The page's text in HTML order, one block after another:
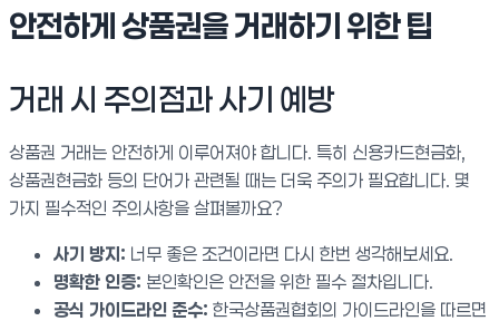
안전하게 상품권을 거래하기 위한 팁
거래 시 주의점과 사기 예방
상품권 거래는 안전하게 이루어져야 합니다. 특히 신용카드현금화,
상품권현금화 등의 단어가 관련될 때는 더욱 주의가 필요합니다. 몇
가지 필수적인 주의사항을 살펴볼까요?
사기 방지: 너무 좋은 조건이라면 다시 한번 생각해보세요.
명확한 인증: 본인확인은 안전을 위한 필수 절차입니다.
공식 가이드라인 준수: 한국상품권협회의 가이드라인을 따르면